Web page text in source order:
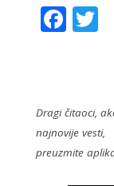
F
o
o
T
Dragi čitaoci,
najnovije vesti,
preuzmite